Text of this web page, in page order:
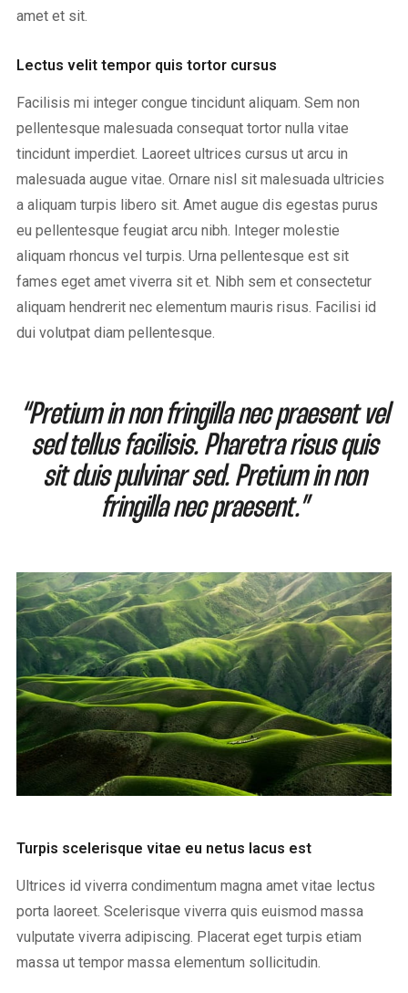
amet et sit.
Lectus velit tempor quis tortor cursus
Facilisis mi integer congue tincidunt aliquam. Sem non
pellentesque malesuada consequat tortor nulla vitae
tincidunt imperdiet. Laoreet ultrices cursus ut arcu in
malesuada augue vitae. Ornare nisl sit malesuada ultricies
a aliquam turpis libero sit. Amet augue dis egestas purus
eu pellentesque feugiat arcu nibh. Integer molestie
aliquam rhoncus vel turpis. Urna pellentesque est sit
fames eget amet viverra sit et. Nibh sem et consectetur
aliquam hendrerit nec elementum mauris risus. Facilisi id
dui volutpat diam pellentesque.
“Pretium in non fringilla nec praesent vel
sed tellus facilisis. Pharetra risus quis
sit duis pulvinar sed. Pretium in non
fringilla nec praesent.”
Turpis scelerisque vitae eu netus lacus est
Ultrices id viverra condimentum magna amet vitae lectus
porta laoreet. Scelerisque viverra quis euismod massa
vulputate viverra adipiscing. Placerat eget turpis etiam
massa ut tempor massa elementum sollicitudin.